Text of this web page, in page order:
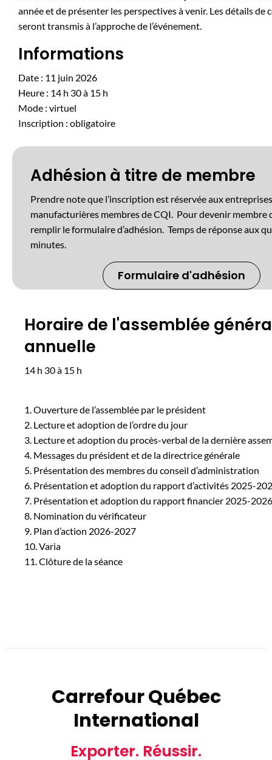
année et de présenter les perspectives à venir. Les détails de
seront transmis à l’approche de l’événement.
Informations
Date : 11 juin 2026
Heure : 14 h 30 à 15 h
Mode : virtuel
Inscription : obligatoire
Adhésion à titre de membre
Prendre note que l’inscription est réservée aux entreprises
manufacturières membres de CQI. Pour devenir membre
remplir le formulaire d’adhésion. Temps de réponse aux
minutes.
Formulaire d'adhésion
Horaire de l'assemblée
annuelle
14 h 30 à 15 h
1. Ouverture de l’assemblée par le président
2. Lecture et adoption de l’ordre du jour
3. Lecture et adoption du procès-verbal de la dernière
4. Messages du président et de la directrice générale
5. Présentation des membres du conseil d’administration
6. Présentation et adoption du rapport d’activités 2025-
7. Présentation et adoption du rapport financier 2025-2026
8. Nomination du vérificateur
9. Plan d’action 2026-2027
10. Varia
11. Clôture de la séance
Carrefour Québec
International
Exporter. Réussir.